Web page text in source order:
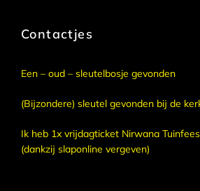
Contactjes
Een – oud – sleutelbosje gevonden
(Bijzondere) sleutel gevonden bij de
Ik heb 1x vrijdagticket Nirwana
(dankzij slaponline vergeven)